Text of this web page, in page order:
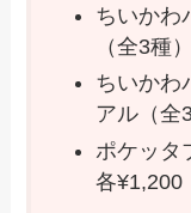
ちいかわ
（全3種
ちいかわ
アル（全
ポケッタ
各¥1,200